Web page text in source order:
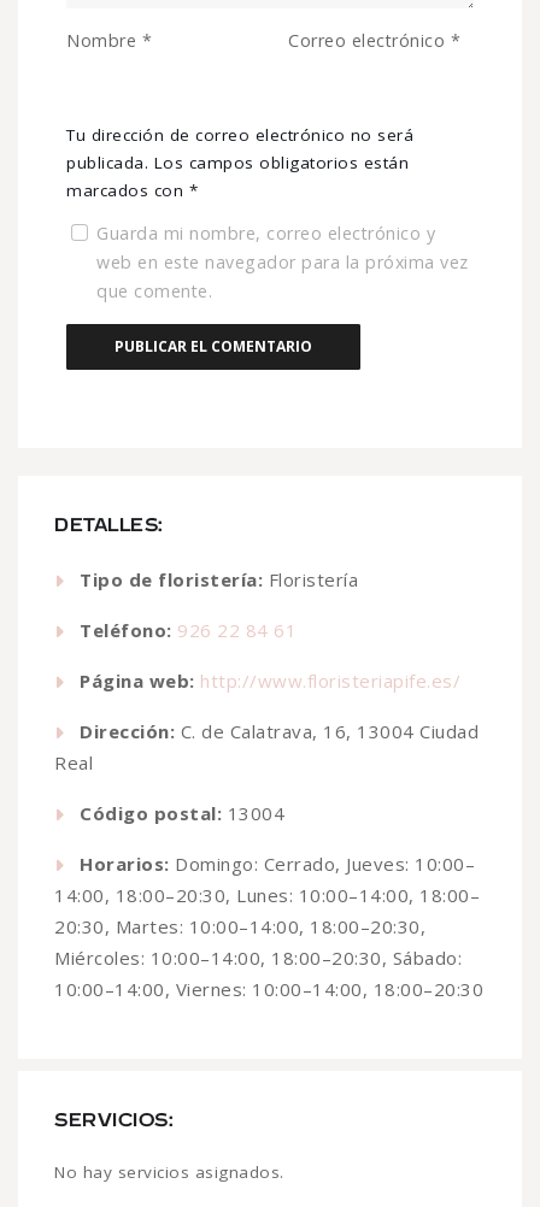
DETALLES:
Tipo de floristería: Floristería
Teléfono: 926 22 84 61
Página web: http://www.floristeriapife.es/
Dirección: C. de Calatrava, 16, 13004 Ciudad
Real
Código postal: 13004
Horarios: Domingo: Cerrado, Jueves: 10:00–
14:00, 18:00–20:30, Lunes: 10:00–14:00, 18:00–
20:30, Martes: 10:00–14:00, 18:00–20:30,
Miércoles: 10:00–14:00, 18:00–20:30, Sábado:
10:00–14:00, Viernes: 10:00–14:00, 18:00–20:30
SERVICIOS:
No hay servicios asignados.
Tu dirección de correo electrónico no será
publicada. Los campos obligatorios están
marcados con *
Nombre * Correo electrónico *
Guarda mi nombre, correo electrónico y
web en este navegador para la próxima vez
que comente.